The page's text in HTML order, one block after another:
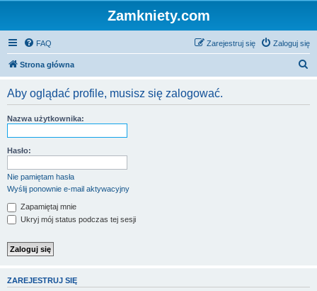
Zamkniety.com
FAQ Zaloguj się
Zarejestruj się
Strona główna
Aby oglądać profile, musisz się zalogować.
Nazwa użytkownika:
Hasło:
Nie pamiętam hasła
Wyślij ponownie e-mail aktywacyjny
Zapamiętaj mnie
Ukryj mój status podczas tej sesji
ZAREJESTRUJ SIĘ